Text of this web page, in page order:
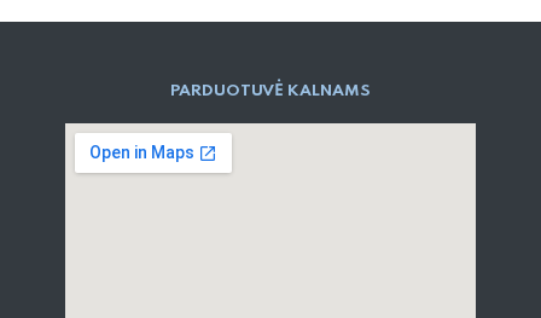
PARD​UOTUVĖ​ KALNAMS